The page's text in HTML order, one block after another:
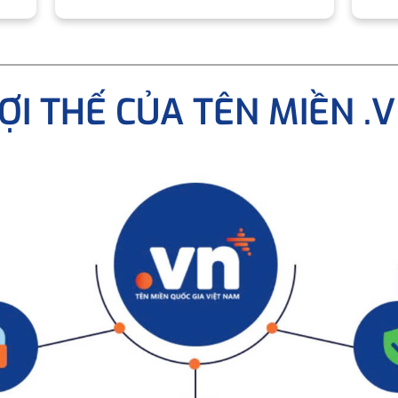
THẾ CỦA TÊN MIỀN